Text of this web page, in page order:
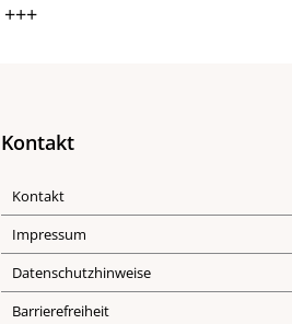
+++
Kontakt
Kontakt
Impressum
Datenschutzhinweise
Barrierefreiheit